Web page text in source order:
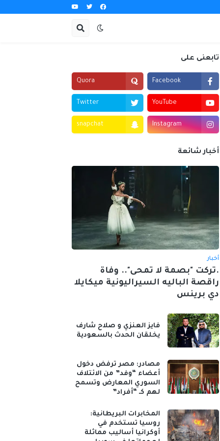
تابعنى على
Facebook
Quora
YouTube
Twitter
Instagram
snapchat
أخبار شائعة
أخبار
.تركت "بصمة لا تمحى".. وفاة
راقصة الباليه السيراليونية ميكايلا
دي برينس
فايز العنزي و صلاح شارف
يخلقان الحدث بالسعودية
مصادر: مصر ترفض دخول
أعضاء “وفد” من الائتلاف
السوري المعارض وتسمح
لهم كـ “أفراد”
المخابرات البريطانية:
روسيا تستخدم في
أوكرانيا أساليب مماثلة